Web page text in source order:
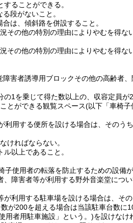
ることができる。
段がないこと。
は、傾斜路を併設すること。
その他の特別の理由によりやむを得な
その他の特別の理由によりやむを得な
害者誘導用ブロックその他の高齢者
1を乗じて得た数以上の、収容定員
とができる観覧スペース(以下「車椅子
用する便所を設ける場合は、そのうち
ければならない。
以上であること。
使用者の転落を防止するための設備
障害者等が利用する野外音楽堂につい
利用する駐車場を設ける場合は、そ
が200を超える場合は当該駐車台数に
用者用駐車施設」という。)を設けなけ